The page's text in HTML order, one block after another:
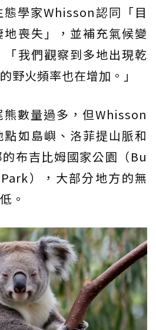
學家Whisson認同「目
喪失」，並補充氣候變
我們觀察到多地出現乾
野火頻率也在增加。」
數量過多，但Whisson
如島嶼、洛菲提山脈和
布吉比姆國家公園（Bu
），大部分地方的無
。